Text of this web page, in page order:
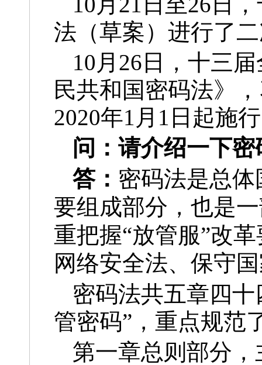
法（草案）进行了
10月26日，十三
民共和国密码法》
2020年1月1日起施
问： 请介绍一下
答： 密码法是总
要组成部分，也是
重把握“放管服”改
网络安全法、保守
密码法共五章四
管密码”，重点规范
第一章总则部分